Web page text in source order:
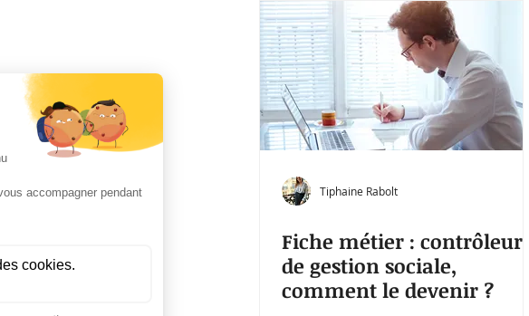
Recrutement Tribune libre
RH Femmes et RH Micro trottoir
Tiphaine Rabolt
Fiche métier : contrôleur
de gestion sociale,
comment le devenir ?